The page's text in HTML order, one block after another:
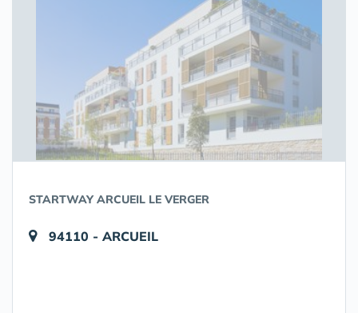
STARTWAY ARCUEIL LE VERGER
94110 - ARCUEIL